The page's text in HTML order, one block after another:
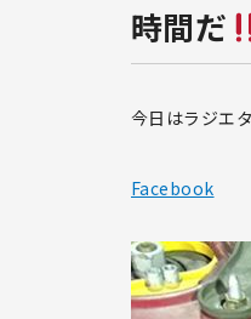
時間だ
今日はラジエ
Facebook